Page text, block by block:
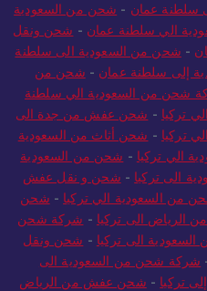
سلطنة عمان - شحن من السعودية
الي سلطنة عمان - شحن ونقل
- شحن من السعودية الى سلطنة
إلى سلطنة عمان - شحن من
شحن من السعودية الي سلطنة
تركيا - شحن عفش من جدة الى
تركيا - شحن أثاث من السعودية
الي تركيا - شحن من السعودية
الى تركيا - شحن و نقل عفش
من السعودية الي تركيا - شحن
الى تركيا - شركة شحن
الى تركيا - شحن ونقل
شركة شحن من السعودية الى
تركيا - شحن عفش من الرياض